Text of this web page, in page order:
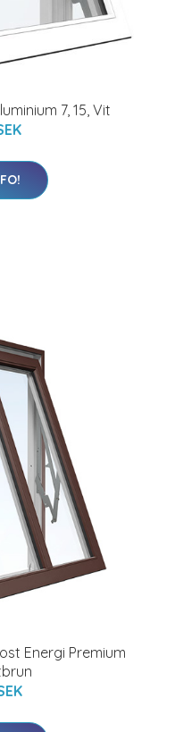
7, 15, Vit
Energi Premium